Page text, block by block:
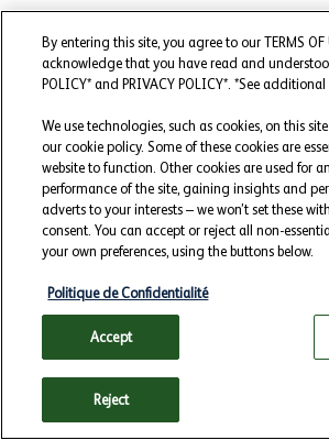
By entering this site, you agree to our TERMS OF
acknowledge that you have read and
POLICY* and PRIVACY POLICY*. *See
We use technologies, such as cookies, on this
our cookie policy. Some of these cookies are
website to function. Other cookies are used for
performance of the site, gaining insights and
adverts to your interests – we won’t set these
consent. You can accept or reject all non-
your own preferences, using the buttons below.
Politique de Confidentialité(nouvelle fenêtre)
Accept
Reject